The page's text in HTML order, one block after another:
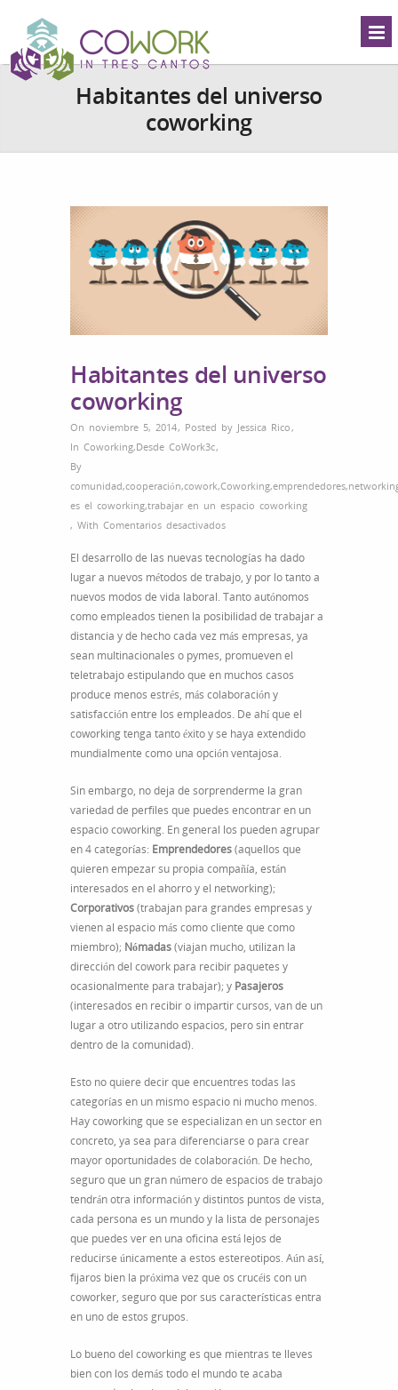
Habitantes del universo
coworking
Habitantes del universo
coworking
On noviembre 5, 2014, Posted by Jessica Rico,
In Coworking,Desde CoWork3c,
By
comunidad,cooperación,cowork,Coworking,emprendedores,
es el coworking,trabajar en un espacio coworking
, With Comentarios desactivadosen
del
universo
coworking
El desarrollo de las nuevas tecnologías ha dado
lugar a nuevos métodos de trabajo, y por lo tanto a
nuevos modos de vida laboral. Tanto autónomos
como empleados tienen la posibilidad de trabajar a
distancia y de hecho cada vez más empresas, ya
sean multinacionales o pymes, promueven el
teletrabajo estipulando que en muchos casos
produce menos estrés, más colaboración y
satisfacción entre los empleados. De ahí que el
coworking tenga tanto éxito y se haya extendido
mundialmente como una opción ventajosa.
Sin embargo, no deja de sorprenderme la gran
variedad de perfiles que puedes encontrar en un
espacio coworking. En general los pueden agrupar
en 4 categorías: Emprendedores(aquellos que
quieren empezar su propia compañía, están
interesados en el ahorro y el networking);
Corporativos(trabajan para grandes empresas y
vienen al espacio más como cliente que como
miembro); Nómadas(viajan mucho, utilizan la
dirección del cowork para recibir paquetes y
ocasionalmente para trabajar); y Pasajeros
(interesados en recibir o impartir cursos, van de un
lugar a otro utilizando espacios, pero sin entrar
dentro de la comunidad).
Esto no quiere decir que encuentres todas las
categorías en un mismo espacio ni mucho menos.
Hay coworking que se especializan en un sector en
concreto, ya sea para diferenciarse o para crear
mayor oportunidades de colaboración. De hecho,
seguro que un gran número de espacios de trabajo
tendrán otra información y distintos puntos de vista,
cada persona es un mundo y la lista de personajes
que puedes ver en una oficina está lejos de
reducirse únicamente a estos estereotipos. Aún así,
fijaros bien la próxima vez que os crucéis con un
coworker, seguro que por sus características entra
en uno de estos grupos.
Lo bueno del coworking es que mientras te lleves
bien con los demás todo el mundo te acaba